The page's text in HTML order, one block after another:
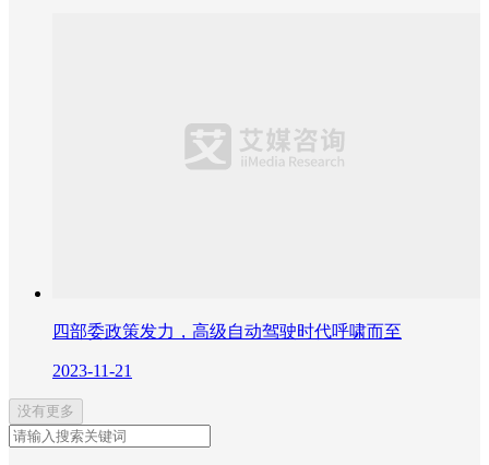
四部委政策发力，高级自动驾驶时代呼啸而至
2023-11-21
没有更多